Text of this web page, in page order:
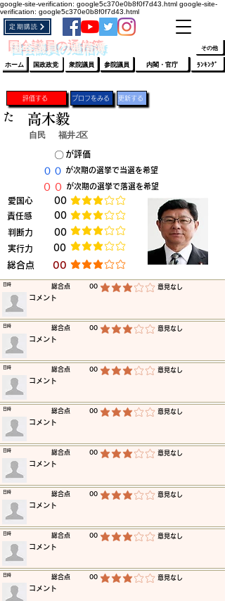
google-site-verification: google5c370e0b8f0f7d43.html google-site-
verification: google5c370e0b8f0f7d43.html
​国会議員の通信簿
定期購読
ホーム 国政政党 衆院議員 参院議員 ﾗﾝｷﾝｸﾞ
内閣・官庁
その他
評価する プロフをみる 更新する
自民 福井2区
​が評価
​が次期の選挙で当選を希望
​が次期の選挙で落選を希望
​愛国心 ​00 平均評価 3 /5
​責任感 ​00 平均評価 3 /5
​判断力 ​00 平均評価 3 /5
​実行力 ​00 平均評価 3 /5
​総合点 ​00 平均評価 3 /5
た 高木毅
​〇​
​００
​００
​総合点 00 平均評価 3 /5 ​意見なし
​日時
​コメント
​総合点 00 平均評価 3 /5 ​意見なし
​日時
​コメント
​総合点 00 平均評価 3 /5 ​意見なし
​日時
​コメント
​総合点 00 平均評価 3 /5 ​意見なし
​日時
​コメント
​総合点 00 平均評価 3 /5 ​意見なし
​日時
​コメント
​総合点 00 平均評価 3 /5 ​意見なし
​日時
​コメント
​総合点 00 平均評価 3 /5 ​意見なし
​日時
​コメント
​総合点 00 平均評価 3 /5 ​意見なし
​日時
​コメント